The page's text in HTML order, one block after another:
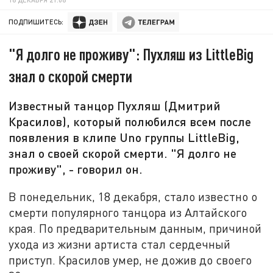
ПОДПИШИТЕСЬ:
"Я долго не проживу": Пухляш из LittleBig
знал о скорой смерти
Известный танцор Пухляш (Дмитрий
Красилов), который полюбился всем после
появления в клипе Uno группы LittleBig,
знал о своей скорой смерти. "Я долго не
проживу", - говорил он.
В понедельник, 18 декабря, стало известно о
смерти популярного танцора из Алтайского
края. По предварительным данным, причиной
ухода из жизни артиста стал сердечный
приступ. Красилов умер, не дожив до своего